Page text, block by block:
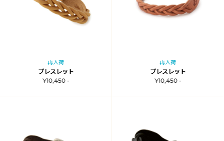
再入荷
ブレスレット
¥10,450 -
再入荷
ブレスレット
¥10,450 -